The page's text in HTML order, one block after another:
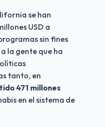
se han
USD a
sin fines
la gente que ha
471 millones